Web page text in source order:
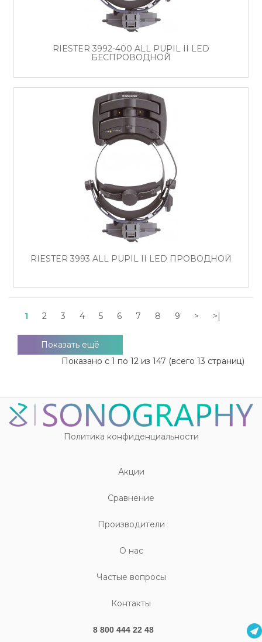
RIESTER 3992-400 ALL PUPIL II LED
БЕСПРОВОДНОЙ
RIESTER 3993 ALL PUPIL II LED ПРОВОДНОЙ
1 2 3 4 5 6 7 8 9 > >|
Показать ещё
Показано с 1 по 12 из 147 (всего 13 страниц)
Политика конфиденциальности
Акции
Cравнение
Производители
О нас
Частые вопросы
Контакты
8 800 444 22 48